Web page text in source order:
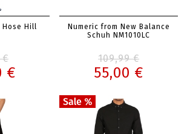
Hose Hill
€
€
Numeric from New Balance
Schuh NM1010LC
109,99 €
55,00 €